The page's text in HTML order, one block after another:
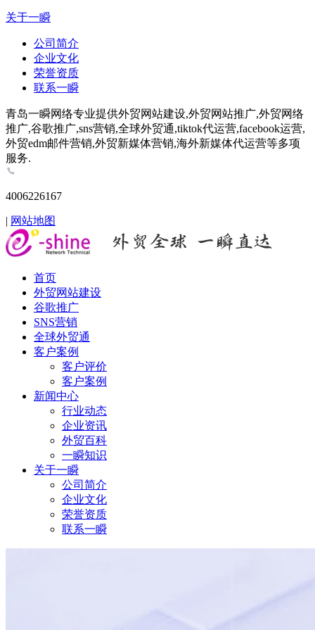
关于一瞬
公司简介
企业文化
荣誉资质
联系一瞬
青岛一瞬网络专业提供外贸网站建设,外贸网站推广,外贸网络
推广,谷歌推广,sns营销,全球外贸通,tiktok代运营,facebook运营,
外贸edm邮件营销,外贸新媒体营销,海外新媒体代运营等多项
服务.
4006226167
| 网站地图
首页
外贸网站建设
谷歌推广
SNS营销
全球外贸通
客户案例
客户评价
客户案例
新闻中心
行业动态
企业资讯
外贸百科
一瞬知识
关于一瞬
公司简介
企业文化
荣誉资质
联系一瞬